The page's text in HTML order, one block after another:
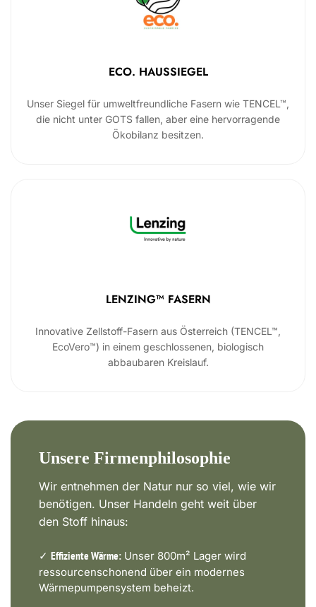
ECO. HAUSSIEGEL
Unser Siegel für umweltfreundliche Fasern wie TENCEL™,
die nicht unter GOTS fallen, aber eine hervorragende
Ökobilanz besitzen.
LENZING™ FASERN
Innovative Zellstoff-Fasern aus Österreich (TENCEL™,
EcoVero™) in einem geschlossenen, biologisch
abbaubaren Kreislauf.
Unsere Firmenphilosophie
Wir entnehmen der Natur nur so viel, wie wir
benötigen. Unser Handeln geht weit über
den Stoff hinaus:
✓ Effiziente Wärme: Unser 800m² Lager wird
ressourcenschonend über ein modernes
Wärmepumpensystem beheizt.